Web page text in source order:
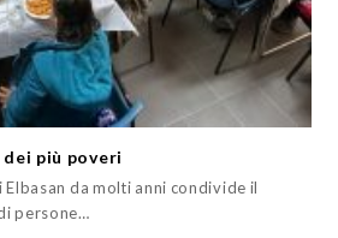
dei più poveri
da molti anni condivide il
persone…